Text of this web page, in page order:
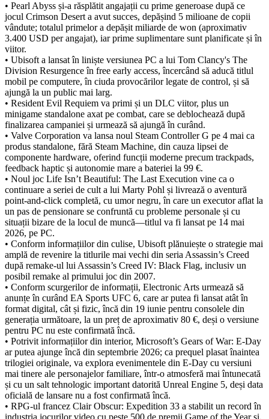
• Pearl Abyss și-a răsplătit angajații cu prime generoase după ce
jocul Crimson Desert a avut succes, depășind 5 milioane de copii
vândute; totalul primelor a depășit miliarde de won (aproximativ
3.400 USD per angajat), iar prime suplimentare sunt planificate și în
viitor.
• Ubisoft a lansat în liniște versiunea PC a lui Tom Clancy's The
Division Resurgence în free early access, încercând să aducă titlul
mobil pe computere, în ciuda provocărilor legate de control, și să
ajungă la un public mai larg.
• Resident Evil Requiem va primi și un DLC viitor, plus un
minigame standalone axat pe combat, care se deblochează după
finalizarea campaniei și urmează să ajungă în curând.
• Valve Corporation va lansa noul Steam Controller G pe 4 mai ca
produs standalone, fără Steam Machine, din cauza lipsei de
componente hardware, oferind funcții moderne precum trackpads,
feedback haptic și autonomie mare a bateriei la 99 €.
• Noul joc Life Isn’t Beautiful: The Last Execution vine ca o
continuare a seriei de cult a lui Marty Pohl și livrează o aventură
point-and-click completă, cu umor negru, în care un executor aflat la
un pas de pensionare se confruntă cu probleme personale și cu
situații bizare de la locul de muncă—titlul va fi lansat pe 14 mai
2026, pe PC.
• Conform informațiilor din culise, Ubisoft plănuiește o strategie mai
amplă de revenire la titlurile mai vechi din seria Assassin’s Creed
după remake-ul lui Assassin’s Creed IV: Black Flag, inclusiv un
posibil remake al primului joc din 2007.
• Conform scurgerilor de informații, Electronic Arts urmează să
anunțe în curând EA Sports UFC 6, care ar putea fi lansat atât în
format digital, cât și fizic, încă din 19 iunie pentru consolele din
generația următoare, la un preț de aproximativ 80 €, deși o versiune
pentru PC nu este confirmată încă.
• Potrivit informațiilor din interior, Microsoft’s Gears of War: E-Day
ar putea ajunge încă din septembrie 2026; ca prequel plasat înaintea
trilogiei originale, va explora evenimentele din E-Day cu versiuni
mai tinere ale personajelor familiare, într-o atmosferă mai întunecată
și cu un salt tehnologic important datorită Unreal Engine 5, deși data
oficială de lansare nu a fost confirmată încă.
• RPG-ul francez Clair Obscur: Expedition 33 a stabilit un record în
industria jocurilor video cu peste 500 de premii Game of the Year și,